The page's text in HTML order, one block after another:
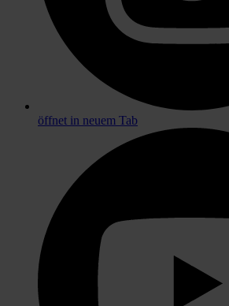
öffnet in neuem Tab